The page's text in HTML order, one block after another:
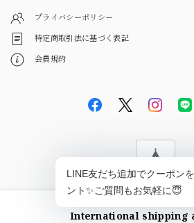
プライバシーポリシー
特定商取引法に基づく表記
会員規約
© EBiS GEM
International shipping